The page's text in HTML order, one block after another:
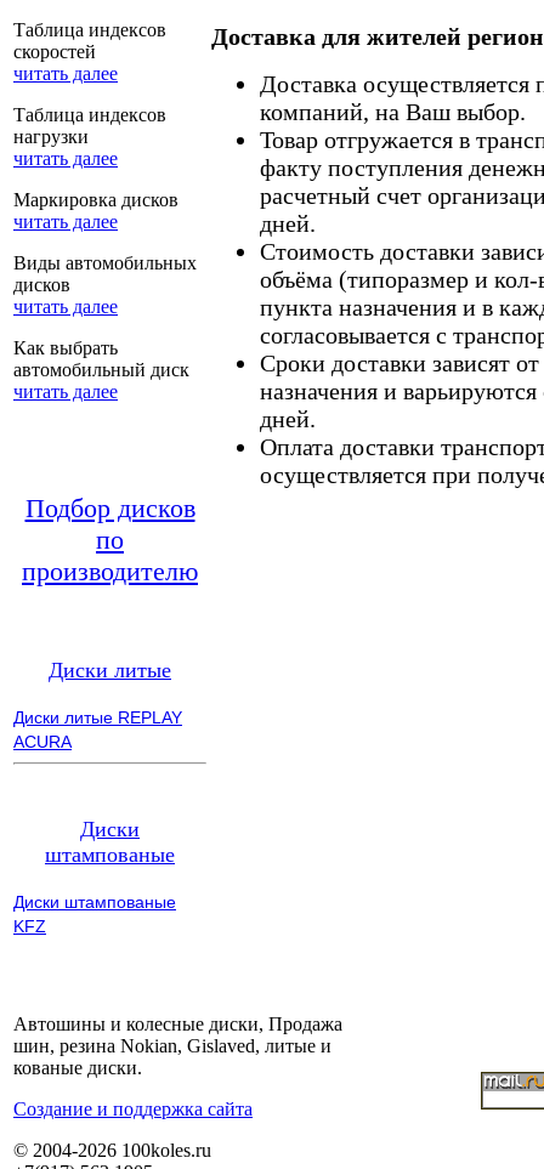
Таблица индексов
скоростей
читать далее
Таблица индексов
нагрузки
читать далее
Маркировка дисков
читать далее
Виды автомобильных
дисков
читать далее
Как выбрать
автомобильный диск
читать далее
Подбор дисков
по
производителю
Диски литые
Диски литые REPLAY
ACURA
Диски
штампованые
Диски штампованые
KFZ
Доставка для жителей
Доставка
компаний, на Ваш выбор.
Товар отгружается в
факту поступления
расчетный счет
дней.
Стоимость доставки
объёма (типоразмер и кол-
пункта назначения и в
согласовывается с
Сроки доставки зависят
назначения и
дней.
Оплата доставки
осуществляется при
Автошины и колесные диски, Продажа
шин, резина Nokian, Gislaved, литые и
кованые диски.
Cоздание и поддержка сайта
© 2004-2026 100koles.ru